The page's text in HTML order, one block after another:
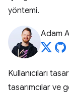
yöntemi.
Adam
Kullanıcıları
tasarımcılar ve